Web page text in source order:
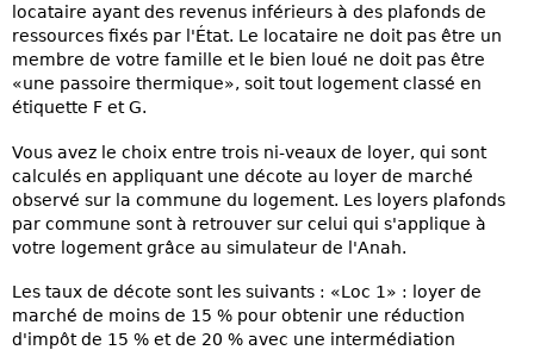
locataire ayant des revenus inférieurs à des plafonds de
ressources fixés par l'État. Le locataire ne doit pas être un
membre de votre famille et le bien loué ne doit pas être
«une passoire thermique», soit tout logement classé en
étiquette F et G.
Vous avez le choix entre trois ni-veaux de loyer, qui sont
calculés en appliquant une décote au loyer de marché
observé sur la commune du logement. Les loyers plafonds
par commune sont à retrouver sur celui qui s'applique à
votre logement grâce au simulateur de l'Anah.
Les taux de décote sont les suivants : «Loc 1» : loyer de
marché de moins de 15 % pour obtenir une réduction
d'impôt de 15 % et de 20 % avec une intermédiation